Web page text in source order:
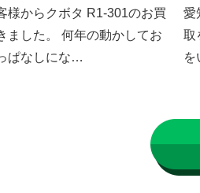
様からクボタ R1-301のお買
ました。 何年の動かしてお
ぱなしにな…
愛
取